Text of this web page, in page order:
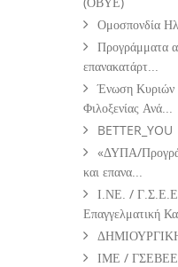
Ομοσπονδία
Προγράμματα
επανακατάρτ...
Ένωση Κυριών
Φιλοξενίας Ανά...
BETTER_YOU
«ΔΥΠΑ/
και επανα...
Ι.ΝΕ. / Γ.Σ.Ε.Ε.
Επαγγελματική
ΙΜΕ / ΓΣΕΒΕΕ